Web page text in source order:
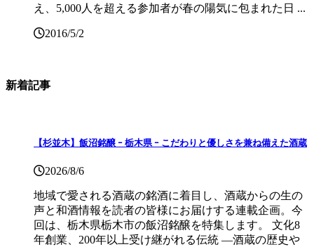
え、5,000人を超える参加者が春の陽気に包まれた日 ...
2016/5/2
新着記事
【杉並木】飯沼銘醸 ｰ 栃木県 ｰ こだわりと優しさを兼ね備えた酒蔵
2026/8/6
地域で愛される酒蔵の銘酒に着目し、酒蔵からの生の
声と和酒情報を読者の皆様にお届けする連載企画。今
回は、栃木県栃木市の飯沼銘醸を特集します。 文化8
年創業、200年以上受け継がれる伝統 ―酒蔵の歴史や